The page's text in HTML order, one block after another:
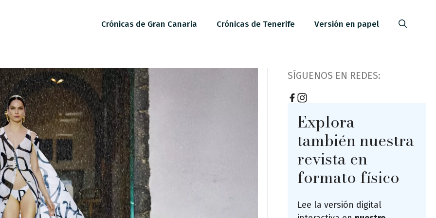
Crónicas de Gran Canaria Crónicas de Tenerife Versión en papel
SÍGUENOS EN REDES:
Explora
también nuestra
revista en
formato físico
Lee la versión digital